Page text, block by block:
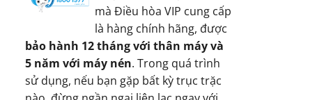
mà Điều hòa VIP cung cấp
là hàng chính hãng, được
bảo hành 12 tháng với thân máy và
5 năm với máy nén. Trong quá trình
sử dụng, nếu bạn gặp bất kỳ trục trặc